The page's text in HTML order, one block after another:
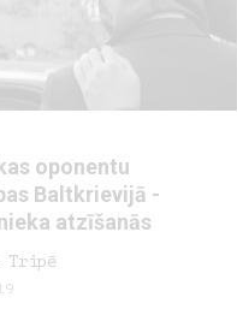
oponentu
Baltkrievijā -
atzīšanās
Tripē